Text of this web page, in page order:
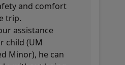
and comfort
trip.
assistance
child (UM
Minor), he can